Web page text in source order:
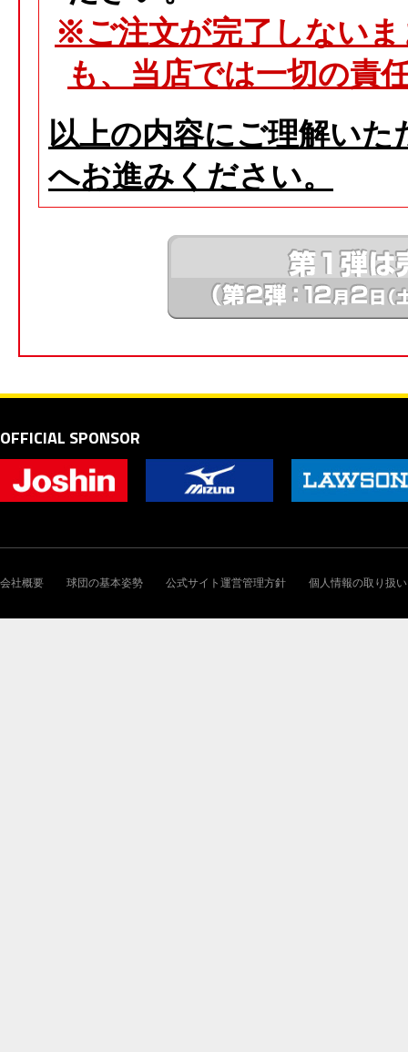
※ご注文が完了しない
も、当店では一切の責
以上の内容にご理解い
へお進みください。
OFFICIAL SPONSOR
会社概要 球団の基本姿勢 公式サイト運営管理方針 個人情報の取り扱い